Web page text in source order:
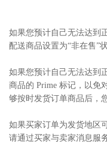
如果您预计自己无法达到
配送商品设置为“非在售”状
如果您预计自己无法达到
商品的 Prime 标记，以免
够按时发货订单商品后，
如果买家订单为发货地区
请通过买家与卖家消息服